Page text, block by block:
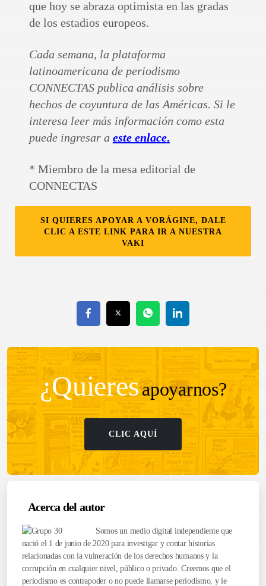
que hoy se abraza optimista en las gradas
de los estadios europeos.
Cada semana, la plataforma
latinoamericana de periodismo
CONNECTAS publica análisis sobre
hechos de coyuntura de las Américas. Si le
interesa leer más información como esta
puede ingresar a este enlace.
* Miembro de la mesa editorial de
CONNECTAS
SI QUIERES APOYAR A VORÁGINE, DALE
CLIC A ESTE LINK PARA IR A NUESTRA
VAKI
¿Quieresapoyarnos?
CLIC AQUÍ
Acerca del autor
Somos un medio digital independiente que
nació el 1 de junio de 2020 para investigar y contar historias
relacionadas con la vulneración de los derechos humanos y la
corrupción en cualquier nivel, público o privado. Creemos que el
periodismo es contrapoder o no puede llamarse periodismo, y le